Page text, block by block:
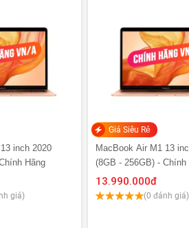
inch 2020
Hãng
giá)
Giá Siêu Rẻ
MacBook Air M1 13
(8GB - 256GB) - Chính
New
13.990.000đ
(0 đánh giá)